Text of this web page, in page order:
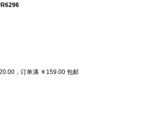
，订单满 ￥159.00 包邮